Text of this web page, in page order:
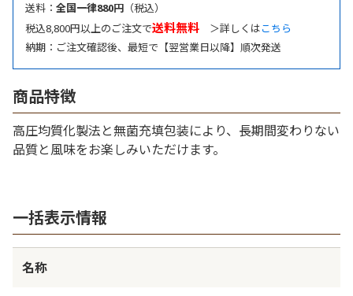
送料： 全国一律880円 （税込）
税込8,800円以上のご注文で送料無料 ＞詳しくはこちら
納期：ご注文確認後、最短で【翌営業日以降】順次発送
商品特徴
高圧均質化製法と無菌充填包装により、長期間変わりない
品質と風味をお楽しみいただけます。
一括表示情報
名称